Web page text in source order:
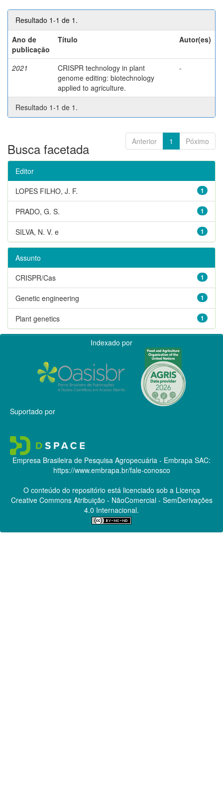
Resultado 1-1 de 1.
Ano de
publicação
Título Autor(es)
2021
CRISPR technology in plant
genome editing: biotechnology
applied to agriculture.
-
Resultado 1-1 de 1.
Anterior 1 Póximo
Busca facetada
Editor
1
LOPES FILHO, J. F.
1
PRADO, G. S.
1
SILVA, N. V. e
Assunto
1
CRISPR/Cas
1
Genetic engineering
1
Plant genetics
Indexado por
Suportado por
Empresa Brasileira de Pesquisa Agropecuária - Embrapa SAC:
https://www.embrapa.br/fale-conosco
O conteúdo do repositório está licenciado sob a Licença
Creative CommonsAtribuição - NãoComercial - SemDerivações
4.0 Internacional.